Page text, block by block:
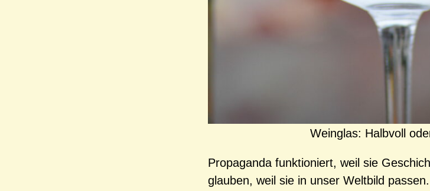
Weinglas: Halbvoll
Propaganda funktioniert, weil sie
glauben, weil sie in unser Weltbild